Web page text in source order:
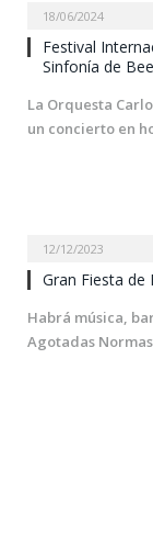
18/06/2024
Festival
Sinfonía de
La Orquesta
un concierto en
12/12/2023
Gran Fiesta de
Habrá música,
Agotadas